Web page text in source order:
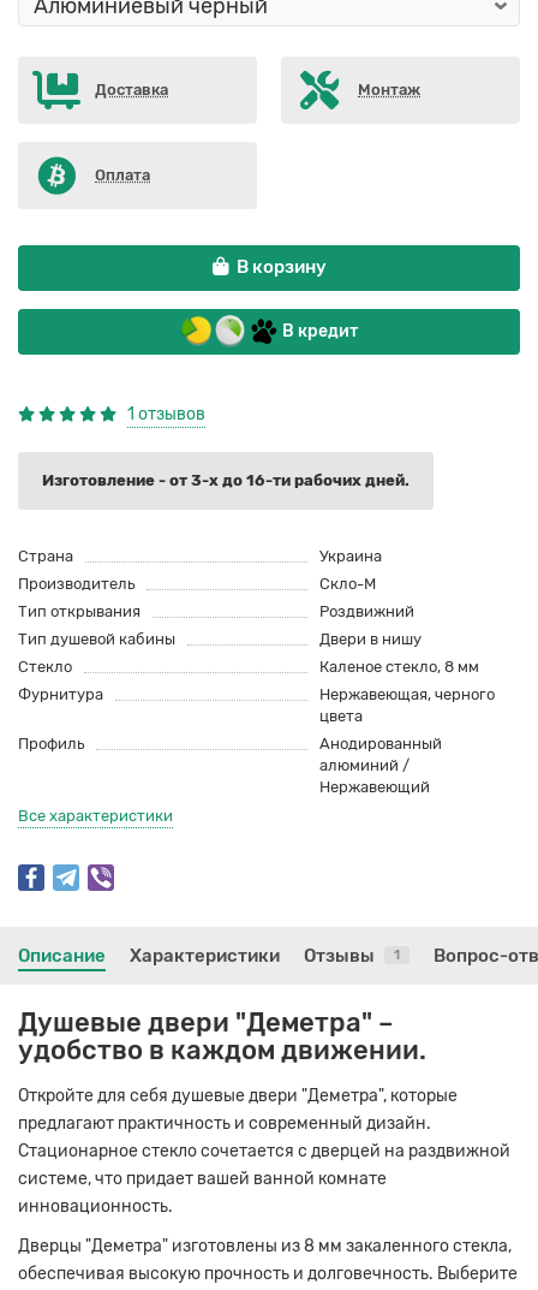
Доставка Монтаж
Оплата
В корзину
В кредит
1 отзывов
Изготовление - от 3-х до 16-ти рабочих дней.
Страна
Украина
Производитель
Скло-М
Тип открывания
Роздвижний
Тип душевой кабины
Двери в нишу
Стекло
Каленое стекло, 8 мм
Фурнитура
Нержавеющая, черного
цвета
Профиль
Анодированный
алюминий /
Нержавеющий
Все характеристики
Описание Характеристики Отзывы 1 Вопрос-
Душевые двери "Деметра" –
удобство в каждом движении.
Откройте для себя душевые двери "Деметра", которые
предлагают практичность и современный дизайн.
Стационарное стекло сочетается с дверцей на раздвижной
системе, что придает вашей ванной комнате
инновационность.
Дверцы "Деметра" изготовлены из 8 мм закаленного стекла,
обеспечивая высокую прочность и долговечность. Выберите